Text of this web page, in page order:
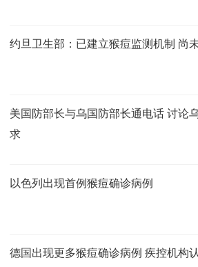
约旦卫生部：已建立猴痘监测机制 尚
美国防部长与乌国防部长通电话 讨论
求
以色列出现首例猴痘确诊病例
德国出现更多猴痘确诊病例 疾控机构